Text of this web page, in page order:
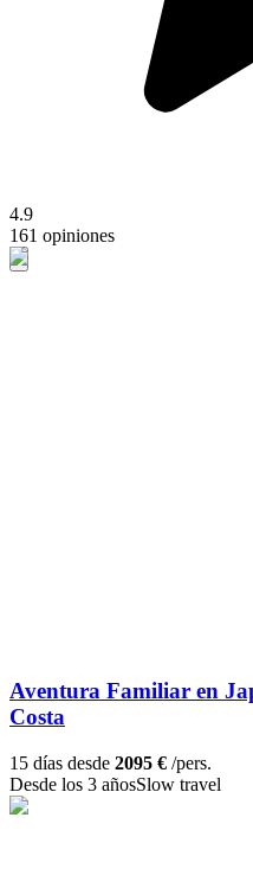
4.9
161 opiniones
Aventura Familiar en
Costa
15 días desde 2095 € /pers.
Desde los 3 añosSlow travel